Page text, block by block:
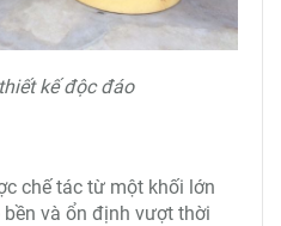
kế độc đáo
chế tác từ một khối lớn
và ổn định vượt thời